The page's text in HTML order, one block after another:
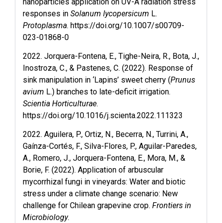
responses in Solanum lycopersicum L.
Protoplasma. https://doi.org/10.1007/s00709-
023-01868-0
2022. Jorquera-Fontena, E., Tighe-Neira, R., Bota, J.,
Inostroza, C., & Pastenes, C. (2022). Response of
sink manipulation in ‘Lapins’ sweet cherry (Prunus
avium L.) branches to late-deficit irrigation.
Scientia Horticulturae.
https://doi.org/10.1016/j.scienta.2022.111323
2022. Aguilera, P., Ortiz, N., Becerra, N., Turrini, A.,
Gaínza-Cortés, F., Silva-Flores, P., Aguilar-Paredes,
A., Romero, J., Jorquera-Fontena, E., Mora, M., &
Borie, F. (2022). Application of arbuscular
mycorrhizal fungi in vineyards: Water and biotic
stress under a climate change scenario: New
challenge for Chilean grapevine crop. Frontiers in
Microbiology.